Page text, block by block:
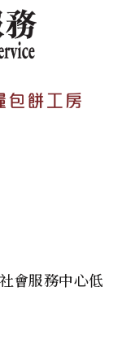
會服務中心低